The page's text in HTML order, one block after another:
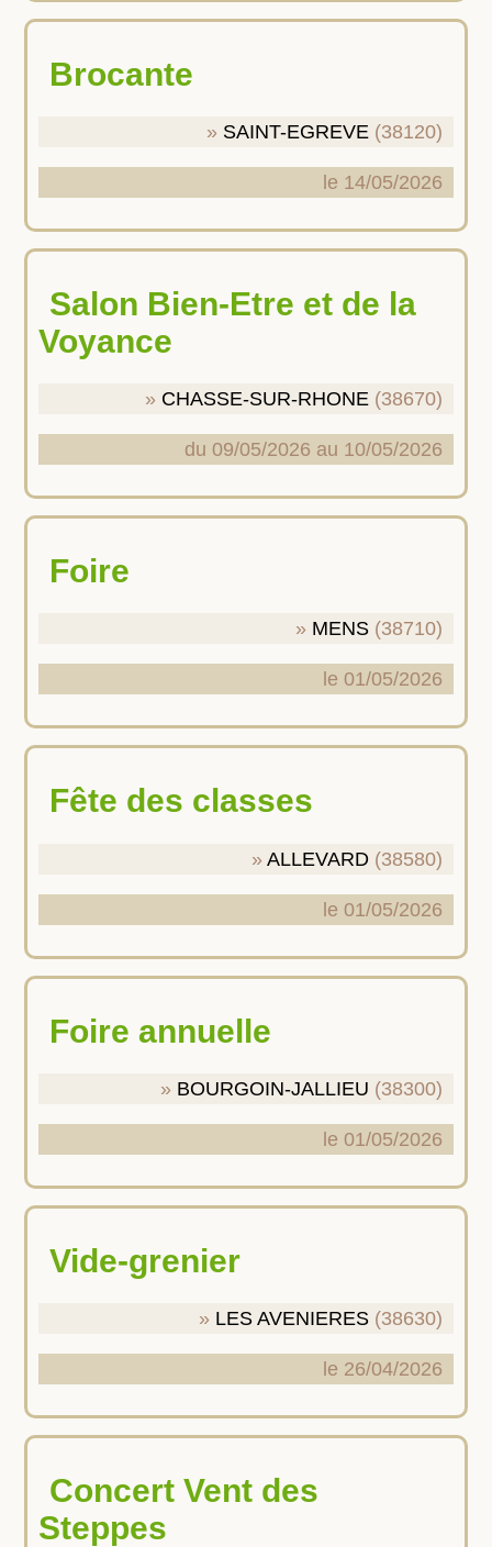
Brocante
SAINT-EGREVE (38120)
le 14/05/2026
Salon Bien-Etre et de la
Voyance
CHASSE-SUR-RHONE (38670)
du 09/05/2026 au 10/05/2026
Foire
MENS (38710)
le 01/05/2026
Fête des classes
ALLEVARD (38580)
le 01/05/2026
Foire annuelle
BOURGOIN-JALLIEU (38300)
le 01/05/2026
Vide-grenier
LES AVENIERES (38630)
le 26/04/2026
Concert Vent des
Steppes